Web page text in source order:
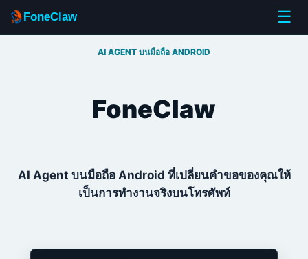
FoneClaw ☰
AI AGENT บนมือถือ ANDROID
FoneClaw
AI Agent บนมือถือ Android ที่เปลี่ยนคำขอของคุณให้
เป็นการทำงานจริงบนโทรศัพท์